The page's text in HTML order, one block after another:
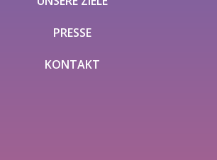
PRESSE
KONTAKT